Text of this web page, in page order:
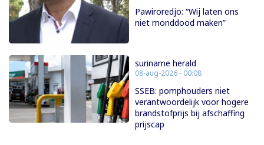
Pawiroredjo: “Wij laten ons
niet monddood maken”
suriname herald
08-aug-2026 - 00:08
SSEB: pomphouders niet
verantwoordelijk voor hogere
brandstofprijs bij afschaffing
prijscap